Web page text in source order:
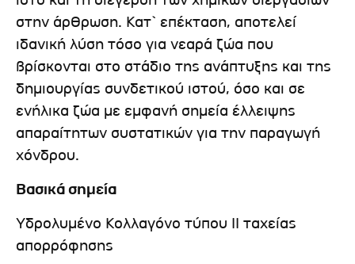
στην άρθρωση. Κατ` επέκταση, αποτελεί
ιδανική λύση τόσο για νεαρά ζώα που
βρίσκονται στο στάδιο της ανάπτυξης και της
δημιουργίας συνδετικού ιστού, όσο και σε
ενήλικα ζώα με εμφανή σημεία έλλειψης
απαραίτητων συστατικών για την παραγωγή
χόνδρου.
Βασικά σημεία
Υδρολυμένο Κολλαγόνο τύπου ΙΙ ταχείας
απορρόφησης